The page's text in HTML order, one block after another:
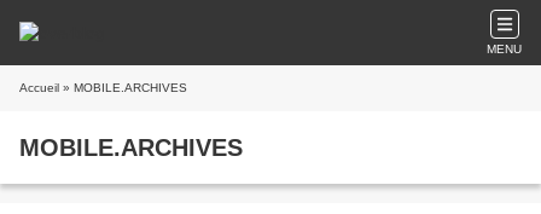
MENU
Accueil » MOBILE.ARCHIVES
MOBILE.ARCHIVES